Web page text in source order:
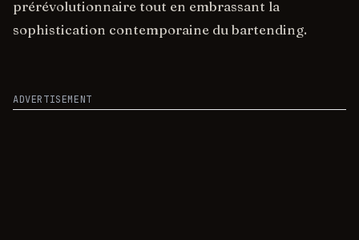
prérévolutionnaire tout en embrassant la
sophistication contemporaine du bartending.
ADVERTISEMENT